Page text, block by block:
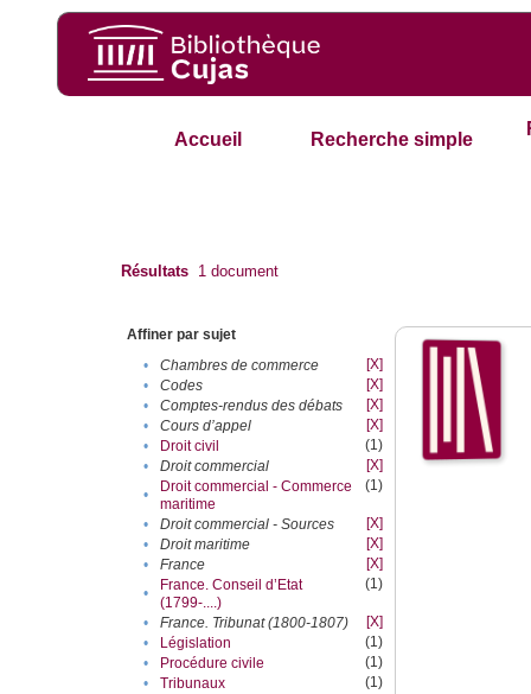
Accueil Recherche simple
Résultats 1 document
Affiner par sujet
•
Chambres de commerce
[X]
•
Codes
[X]
•
Comptes-rendus des débats
[X]
•
Cours d’appel
[X]
•
Droit civil
(1)
•
Droit commercial
[X]
•
Droit commercial - Commerce
maritime
(1)
• Droit commercial - Sources
[X]
•
Droit maritime
[X]
•
France
[X]
•
France. Conseil d’Etat
(1799-....)
(1)
• France. Tribunat (1800-1807)
[X]
•
Législation
(1)
•
Procédure civile
(1)
•
Tribunaux
(1)